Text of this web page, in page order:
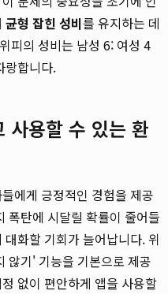
균형 잡힌 성비를 유지하는 데
피의 성비는 남성 6: 여성 4
랑합니다.
사용할 수 있는 환
에게 긍정적인 경험을 제공
폭탄에 시달릴 확률이 줄어들
화할 기회가 늘어납니다. 위
않기' 기능을 기본으로 제공
없이 편안하게 앱을 사용할